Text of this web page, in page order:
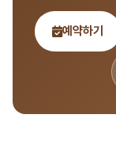
예약하기